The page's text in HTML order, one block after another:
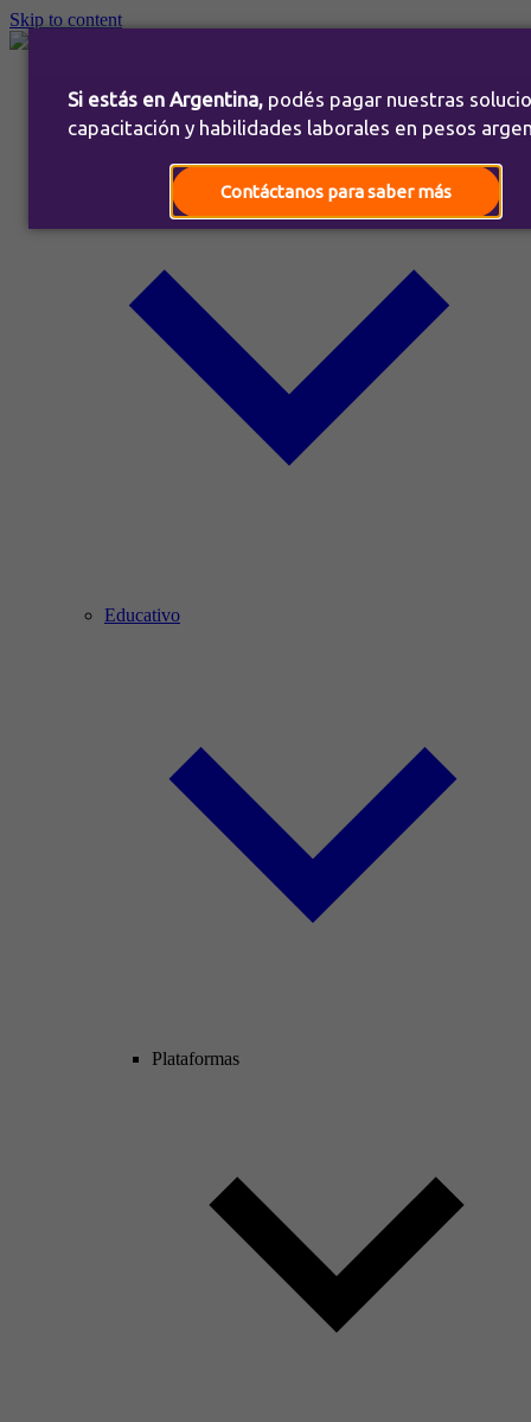
Si estás en Argentina, podés pagar nuestras
capacitación y habilidades laborales en pesos
Contáctanos para saber más
Skip to content
Nosotros
Soluciones
Educativo
Plataformas